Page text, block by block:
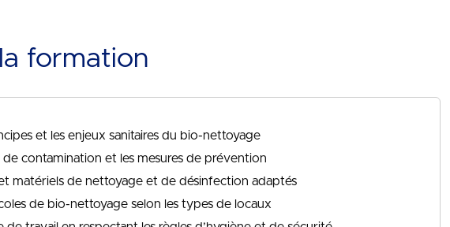
formation
et les enjeux sanitaires du bio-nettoyage
de contamination et les mesures de prévention
matériels de nettoyage et de désinfection adaptés
de bio-nettoyage selon les types de locaux